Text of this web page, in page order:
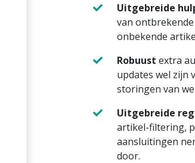
Uitgebreide
van
onbekende
Robuust extra
updates wel zijn
storingen van
Uitgebreide
artikel-filtering,
aansluitingen
door.